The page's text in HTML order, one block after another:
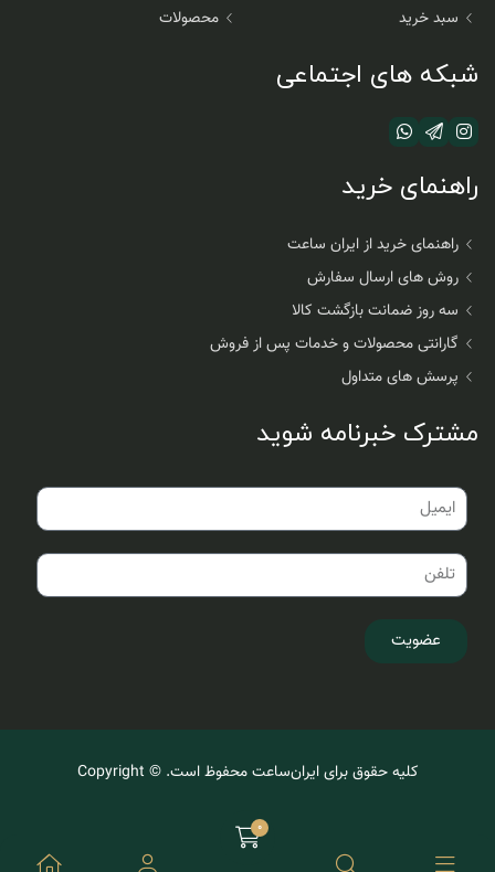
سبد خرید
شبکه های اجتماعی
محصولات
راهنمای خرید
راهنمای خرید از ایران ساعت
روش های ارسال سفارش
سه روز ضمانت بازگشت کالا
گارانتی محصولات و خدمات پس از فروش
پرسش های متداول
مشترک خبرنامه شوید
عضویت
کلیه حقوق برای ایران‌ساعت محفوظ است. © Copyright